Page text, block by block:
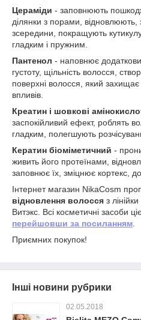
Цераміди - заповнюють
ділянки з порами, відновлюють,
зсередини, покращують
гладким і пружним.
Пантенол - наповнює
густоту, щільність волосся,
поверхні волосся, який захищає
впливів.
Креатин і шовкові
заспокійливий ефект, роблять
гладким, полегшують
Кератин біоміметичний -
живить його протеїнами,
заповнює їх, зміцнює кортекс,
Інтернет магазин NikaCosm
відновлення волосся з
Витэкс. Всі косметичні засоби
перейшовши за посиланням.
Приємних покупок!
Інші новини рубрики
02.05.2018